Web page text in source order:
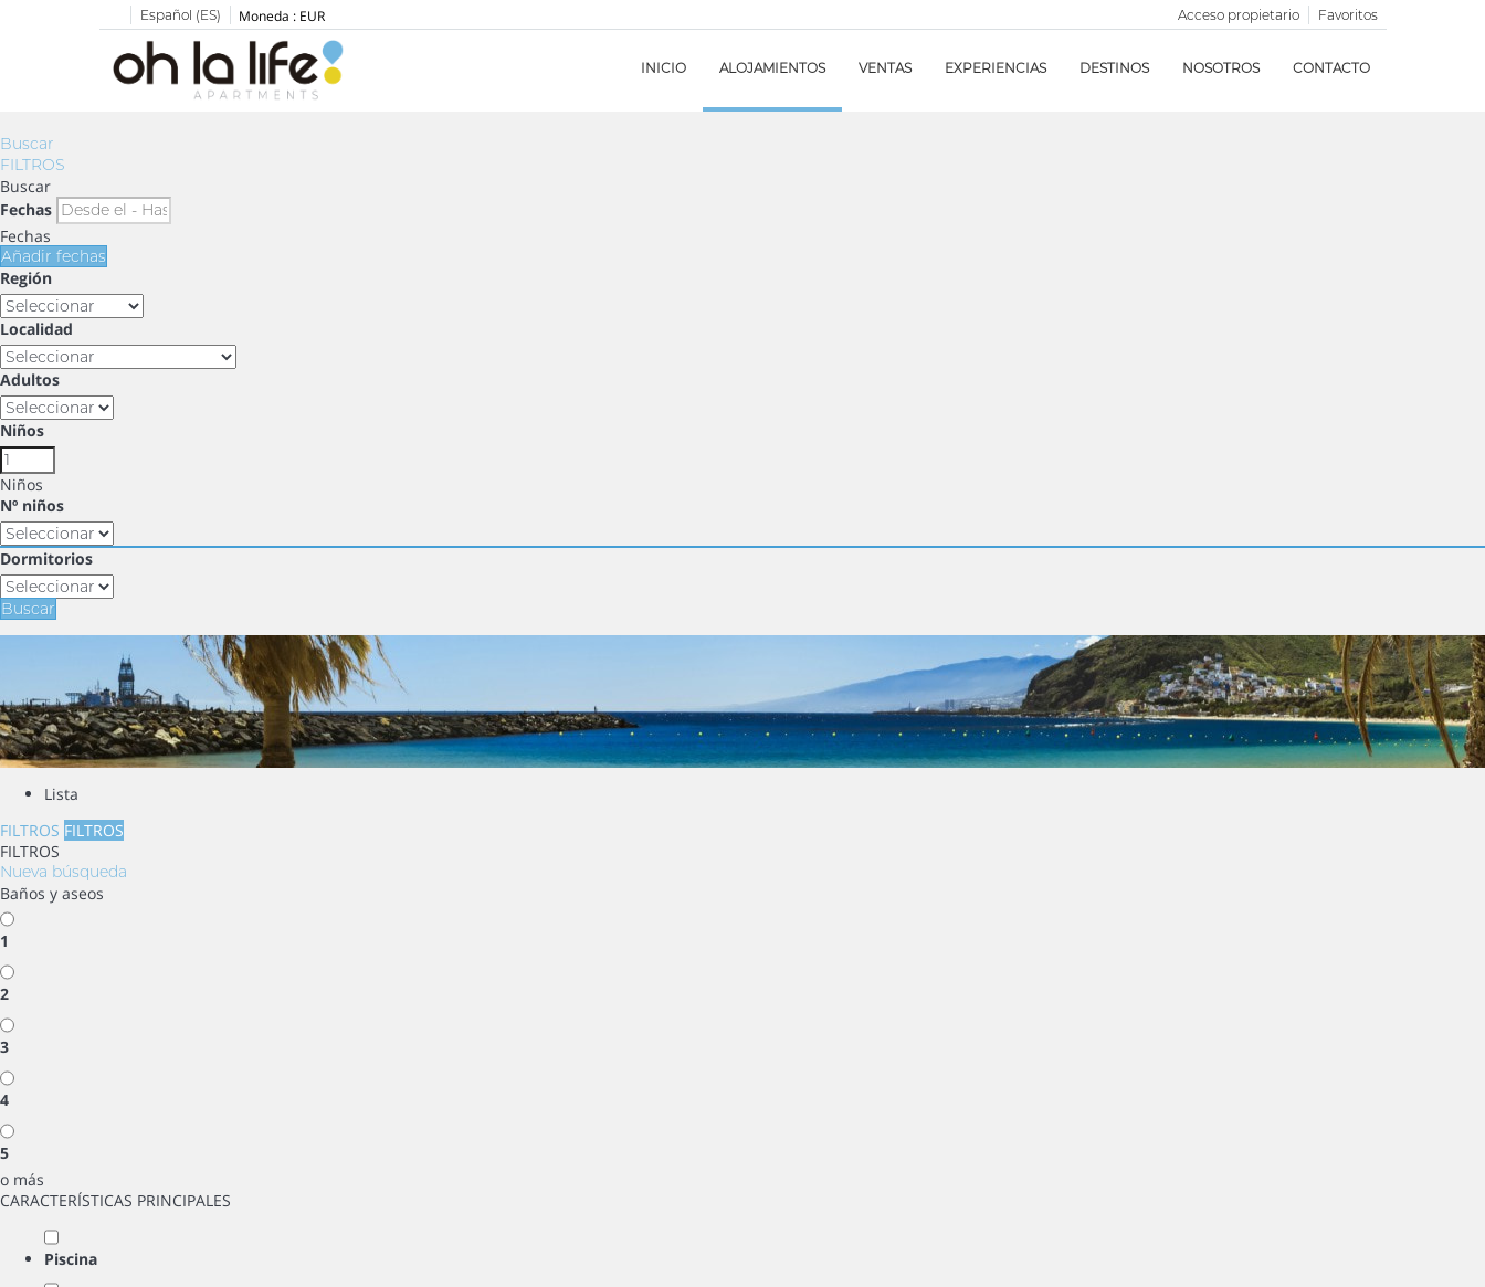
Español (ES) Moneda : EUR Favoritos
Acceso propietario
INICIO ALOJAMIENTOS VENTAS EXPERIENCIAS DESTINOS NOSOTROS CONTACTO
Buscar
FILTROS
Buscar
Fechas
Fechas
Añadir fechas
Región
Localidad
Adultos
Niños
Niños
Nº niños
Dormitorios
Buscar
Lista
FILTROS FILTROS
FILTROS
Nueva búsqueda
Baños y aseos
1
2
3
4
5
o más
CARACTERÍSTICAS PRINCIPALES
Piscina